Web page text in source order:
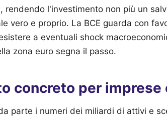
rendendo l'investimento non più un
vero e proprio. La BCE guarda con
a eventuali shock
zona euro segna il passo.
concreto per imprese
parte i numeri dei miliardi di attivi e